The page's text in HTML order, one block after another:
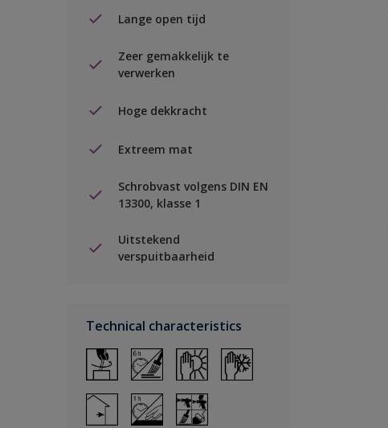
Lange open tijd
Zeer gemakkelijk te
verwerken
Hoge dekkracht
Extreem mat
Schrobvast volgens DIN EN
13300, klasse 1
Uitstekend
verspuitbaarheid
Technical characteristics